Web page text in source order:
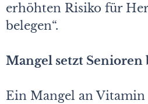
erhöhten Risiko für
belegen“.
Mangel setzt Senioren
Ein Mangel an